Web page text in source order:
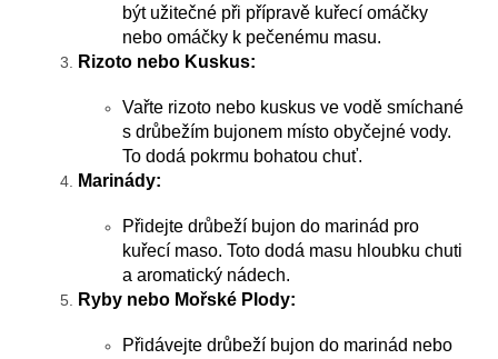
být užitečné při přípravě kuřecí omáčky
nebo omáčky k pečenému masu.
Rizoto nebo Kuskus:
Vařte rizoto nebo kuskus ve vodě smíchané
s drůbežím bujonem místo obyčejné vody.
To dodá pokrmu bohatou chuť.
Marinády:
Přidejte drůbeží bujon do marinád pro
kuřecí maso. Toto dodá masu hloubku chuti
a aromatický nádech.
Ryby nebo Mořské Plody:
Přidávejte drůbeží bujon do marinád nebo